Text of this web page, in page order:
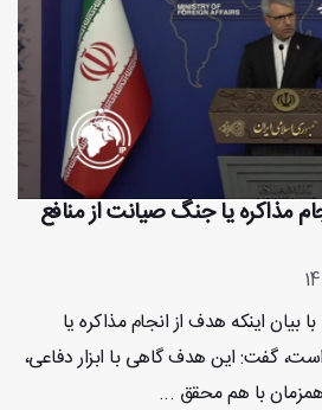
مذاکره یا جنگ صیانت از منافع
اینکه هدف از انجام مذاکره یا
گفت: این هدف گاهی با ابزار دفاعی،
با هم محقق ...